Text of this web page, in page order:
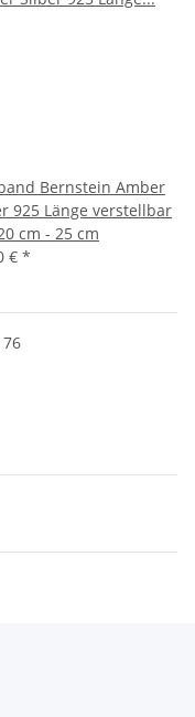
Bernstein Amber
925 Länge verstellbar
cm - 25 cm
€ *